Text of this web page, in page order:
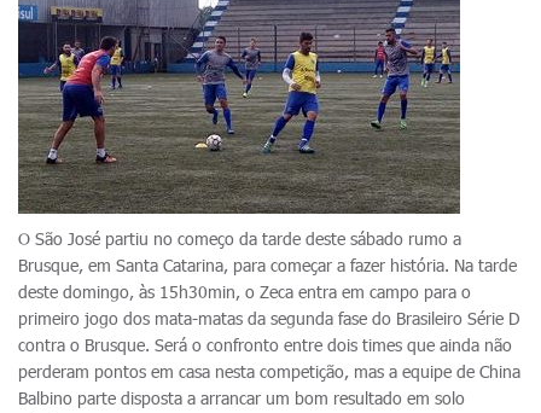
O São José partiu no começo da tarde deste sábado rumo a
Brusque, em Santa Catarina, para começar a fazer história. Na tarde
deste domingo, às 15h30min, o Zeca entra em campo para o
primeiro jogo dos mata-matas da segunda fase do Brasileiro Série D
contra o Brusque. Será o confronto entre dois times que ainda não
perderam pontos em casa nesta competição, mas a equipe de China
Balbino parte disposta a arrancar um bom resultado em solo